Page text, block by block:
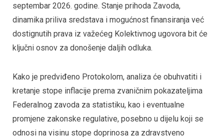
septembar 2026. godine. Stanje prihoda Zavoda,
dinamika priliva sredstava i mogućnost finansiranja već
dostignutih prava iz važećeg Kolektivnog ugovora bit će
ključni osnov za donošenje daljih odluka.
Kako je predviđeno Protokolom, analiza će obuhvatiti i
kretanje stope inflacije prema zvaničnim pokazateljima
Federalnog zavoda za statistiku, kao i eventualne
promjene zakonske regulative, posebno u dijelu koji se
odnosi na visinu stope doprinosa za zdravstveno